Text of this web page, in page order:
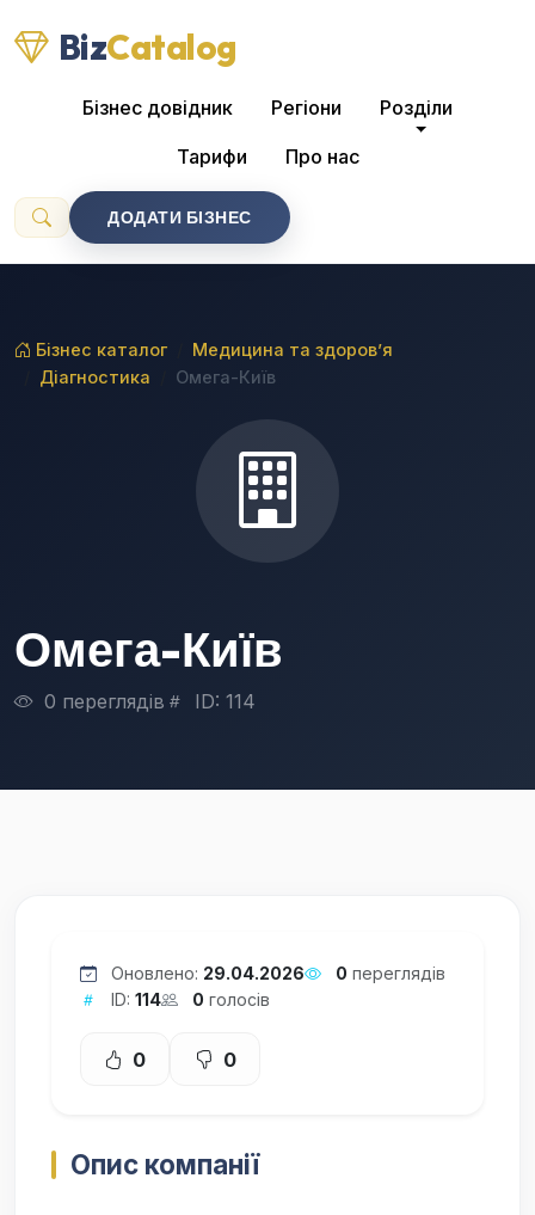
BizCatalog
Бізнес довідник Регіони Розділи
Тарифи Про нас
ДОДАТИ БІЗНЕС
Бізнес каталог
Медицина та здоров’я
Діагностика
Омега-Київ
Омега-Київ
0 переглядів ID: 114
Оновлено: 29.04.2026 0 переглядів
ID: 114 0 голосів
0 0
Опис компанії